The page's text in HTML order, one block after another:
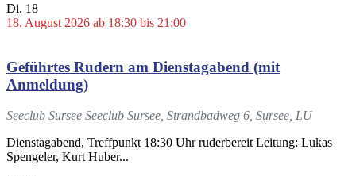
Di. 18
18. August 2026 ab 18:30 bis 21:00
Geführtes Rudern am Dienstagabend (mit
Anmeldung)
Seeclub Sursee Seeclub Sursee, Strandbadweg 6, Sursee, LU
Dienstagabend, Treffpunkt 18:30 Uhr ruderbereit Leitung: Lukas
Spengeler, Kurt Huber...